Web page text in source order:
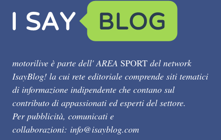
motorilive è parte dell' AREA SPORT del network
IsayBlog! la cui rete editoriale comprende siti tematici
di informazione indipendente che contano sul
contributo di appassionati ed esperti del settore.
Per pubblicità, comunicati e
collaborazioni: info@isayblog.com